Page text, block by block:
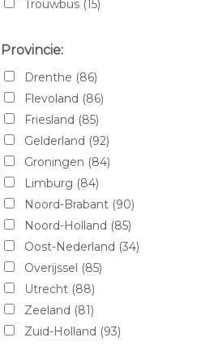
Minor morris
Morris
Mustang V8
Porsche
Rambler ambassador
Rolls Royce
Tesla
Triumph
Volkswagen
Volvo
Trouwbus (15)
Provincie:
Drenthe (86)
Flevoland (86)
Friesland (85)
Gelderland (92)
Groningen (84)
Limburg (84)
Noord-Brabant (90)
Noord-Holland (85)
Oost-Nederland (34)
Overijssel (85)
Utrecht (88)
Zeeland (81)
Zuid-Holland (93)